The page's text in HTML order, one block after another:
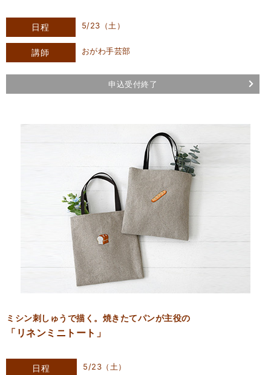
日程 5/23（土）
講師 おがわ手芸部
申込受付終了
ミシン刺しゅうで描く。焼きたてパンが主役の
「リネンミニトート」
日程 5/23（土）